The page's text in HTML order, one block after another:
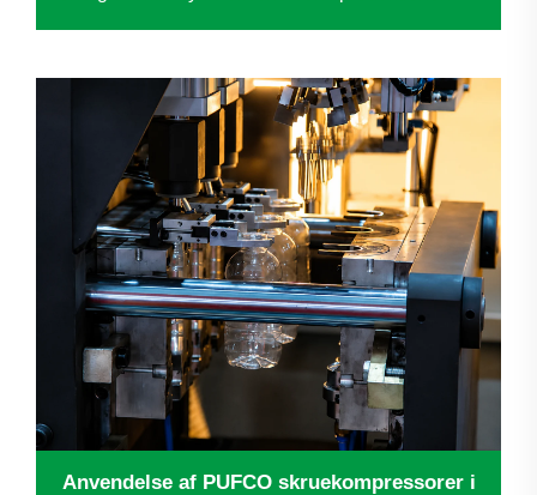
Da et anerkendt ...
Anvendelse af PUFCO skruekompressorer i